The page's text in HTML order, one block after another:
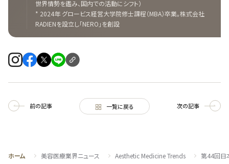
世界情勢を鑑み、国内での活動にシフト）
* 2024年 グロービス経営大学院修士課程（MBA）卒業。株式会社
RADIENを設立し「NERO」を創設
前の記事 一覧に戻る 次の記事
ホーム 美容医療業界ニュース Aesthetic Medicine Trends 第44回日